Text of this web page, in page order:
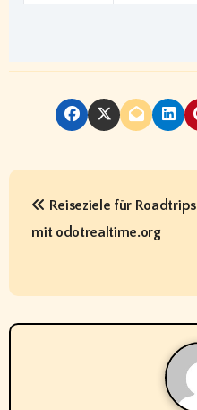
B
t
r
Reiseziele für Roadtrips
mit odotrealtime.org